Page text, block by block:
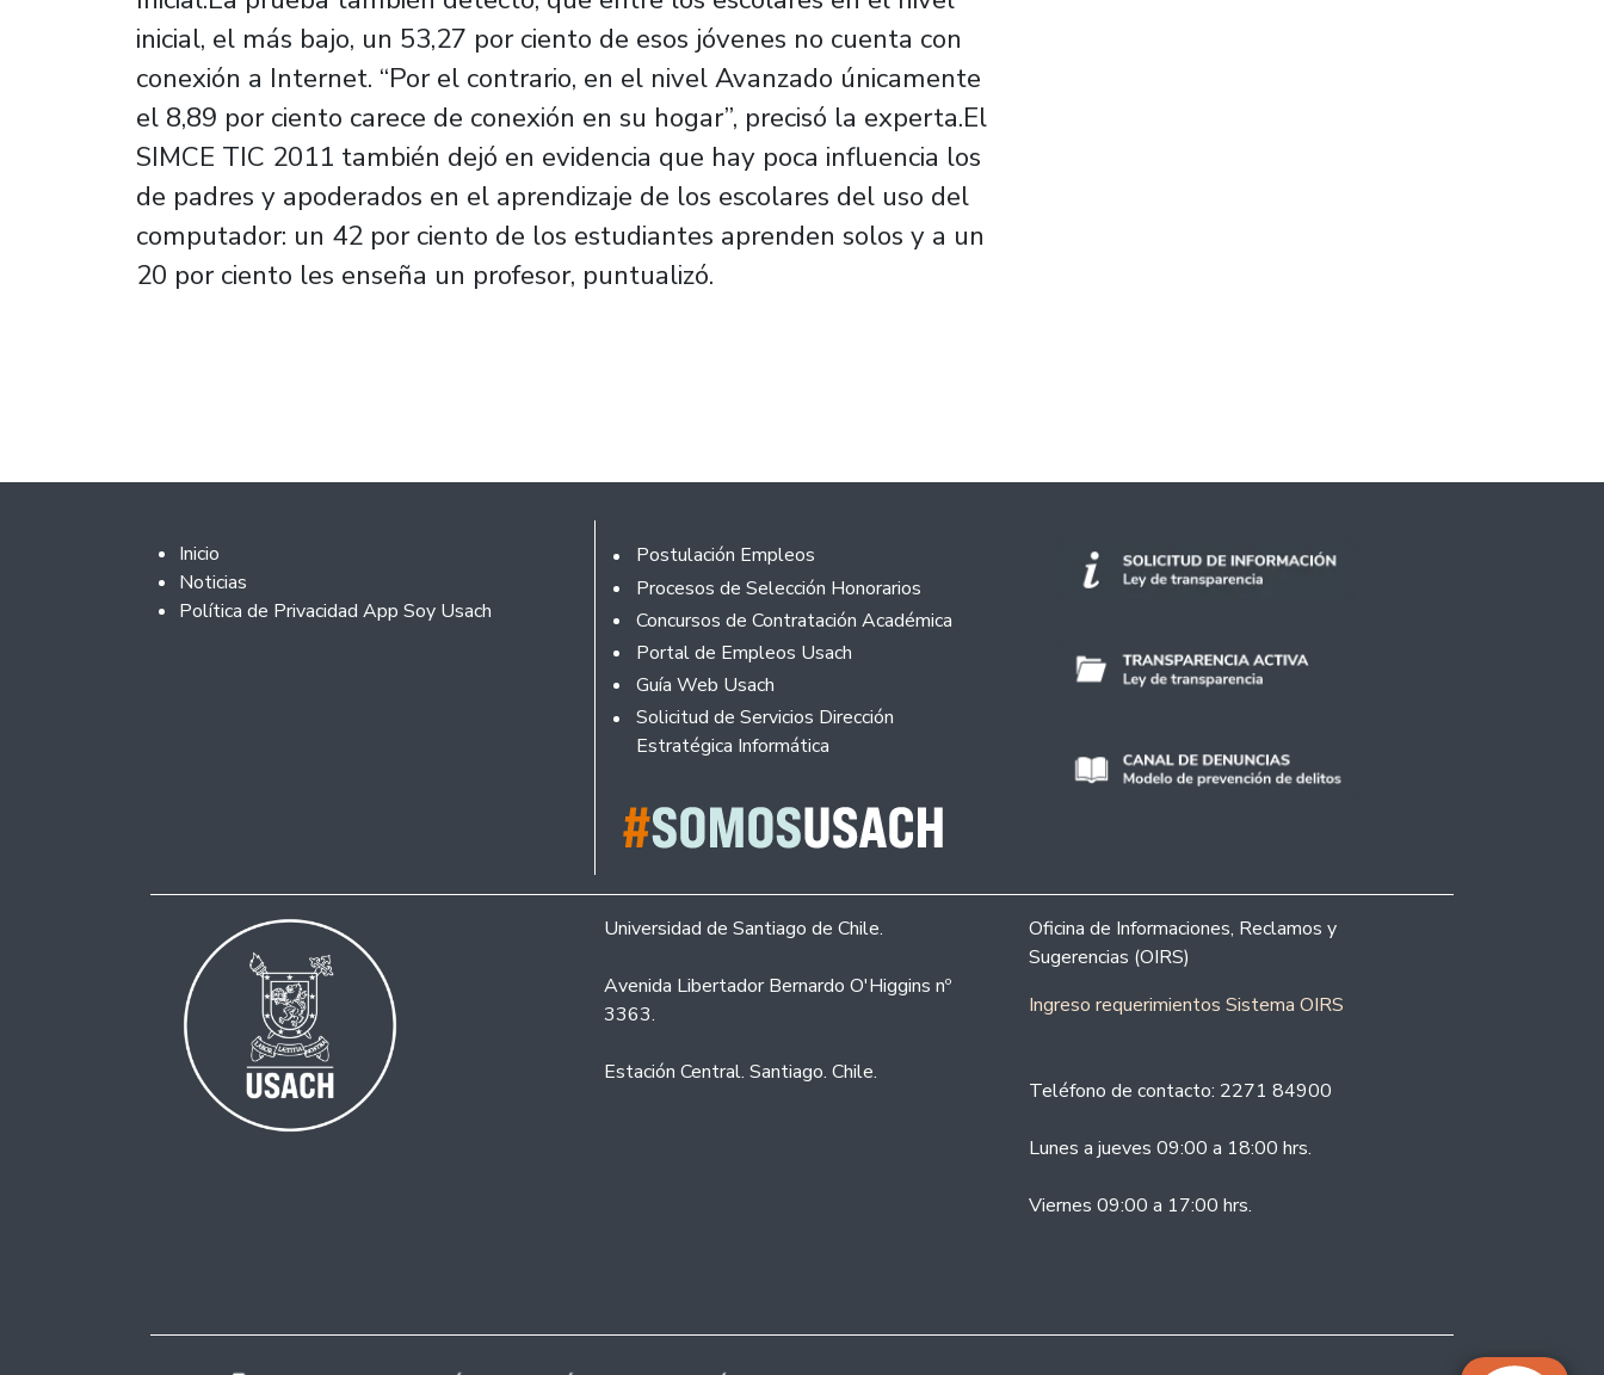
inicial, el más bajo, un 53,27 por ciento de esos jóvenes no cuenta con
conexión a Internet. “Por el contrario, en el nivel Avanzado únicamente
el 8,89 por ciento carece de conexión en su hogar”, precisó la experta.El
SIMCE TIC 2011 también dejó en evidencia que hay poca influencia los
de padres y apoderados en el aprendizaje de los escolares del uso del
computador: un 42 por ciento de los estudiantes aprenden solos y a un
20 por ciento les enseña un profesor, puntualizó.
Footer 2
Inicio
Noticias
Política de Privacidad App Soy Usach
Rodapé
Postulación Empleos
Procesos de Selección Honorarios
Concursos de Contratación Académica
Portal de Empleos Usach
Guía Web Usach
Solicitud de Servicios Dirección
Estratégica Informática
Universidad de Santiago de Chile.
Avenida Libertador Bernardo O'Higgins nº
3363.
Estación Central. Santiago. Chile.
Oficina de Informaciones, Reclamos y
Sugerencias (OIRS)
Ingreso requerimientos Sistema OIRS
Teléfono de contacto: 2271 84900
Lunes a jueves 09:00 a 18:00 hrs.
Viernes 09:00 a 17:00 hrs.